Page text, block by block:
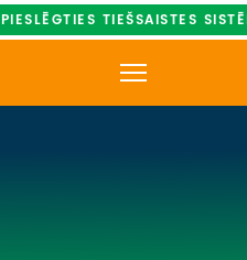
PIESLĒGTIES TIEŠSAISTES